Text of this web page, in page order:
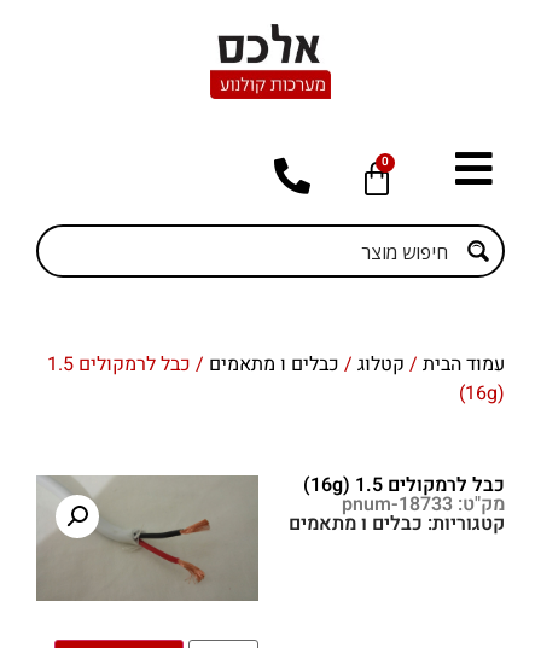
0
עמוד הבית / קטלוג / כבלים ו מתאמים
/ כבל לרמקולים 1.5
(16g)
כבל לרמקולים 1.5 (16g)
מק"ט: pnum-18733
קטגוריות: כבלים ו מתאמים